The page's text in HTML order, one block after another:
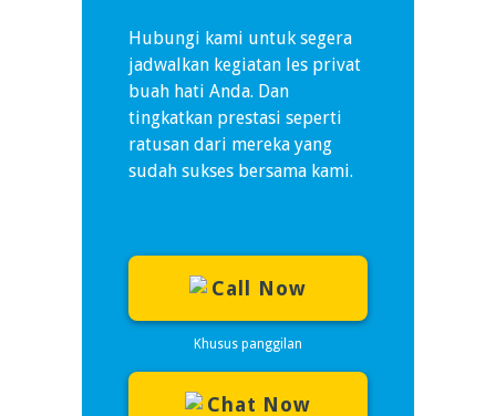
Hubungi kami untuk segera
jadwalkan kegiatan les privat
buah hati Anda. Dan
tingkatkan prestasi seperti
ratusan dari mereka yang
sudah sukses bersama kami.
Call Now
Khusus panggilan
Chat Now